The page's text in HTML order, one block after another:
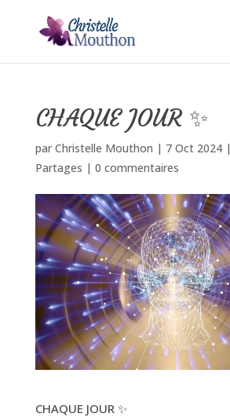
CHAQUE JOUR ✨
par Christelle Mouthon | 7 Oct 2024|
Partages | 0 commentaires
CHAQUE JOUR ✨